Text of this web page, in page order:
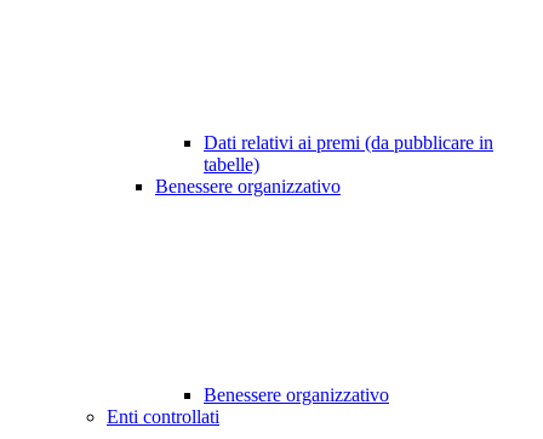
Dati relativi ai premi (da pubblicare in
tabelle)
Benessere organizzativo
Benessere organizzativo
Enti controllati